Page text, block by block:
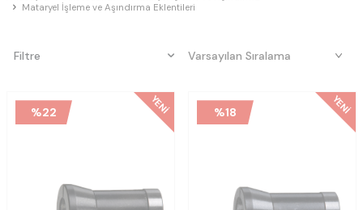
Mataryel İşleme ve Aşındırma Eklentileri
Filtre
%22 YENI %18 YENI